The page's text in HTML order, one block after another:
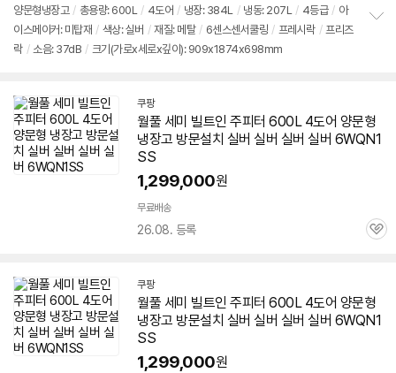
뷰
양문형냉장고 / 총용량: 600L / 4도어 / 냉장: 384L / 냉동: 207L / 4등급 / 아
이스메이커: 미탑재 / 색상: 실버 / 재질: 메탈 / 6센스센서쿨링 / 프레시락 / 프리즈
락 / 소음: 37dB / 크기(가로x세로x깊이): 909x1874x698mm
쿠팡
월풀 세미 빌트인 주피터 600L 4도어 양문형
냉장고 방문설치 실버 실버 실버 실버 6WQN1
SS
1,299,000원
무료배송
26.08. 등록
관
쿠팡
월풀 세미 빌트인 주피터 600L 4도어 양문형
냉장고 방문설치 실버 실버 실버 실버 6WQN1
SS
1,299,000원